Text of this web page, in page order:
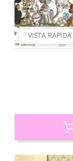
VISTA RÁPIDA